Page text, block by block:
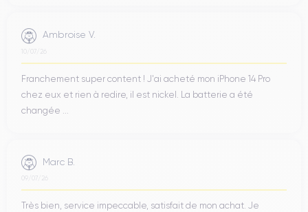
Ambroise V.
10/07/26
Franchement super content ! J'ai acheté mon iPhone 14 Pro
chez eux et rien à redire, il est nickel. La batterie a été
changée ...
Marc B.
09/07/26
Très bien, service impeccable, satisfait de mon achat. Je